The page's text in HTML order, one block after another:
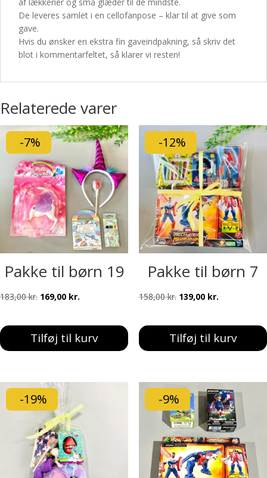
De leveres samlet i en cellofanpose – klar til at give som
gave.
Hvis du ønsker en ekstra fin gaveindpakning, så skriv det
blot i kommentarfeltet, så klarer vi resten!
Relaterede varer
-7%
Pakke til børn 19
183,00kr. Den
pris
var:
169,00 kr.
pris
er:
Tilføj til kurv
-12%
Pakke til børn 7
158,00kr. Den
pris
var:
139,00 kr.
pris
er:
Tilføj til kurv
-19% -9%